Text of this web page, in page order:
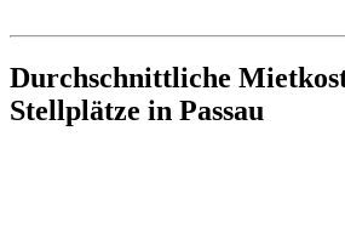
Durchschnittliche
Stellplätze in Passau